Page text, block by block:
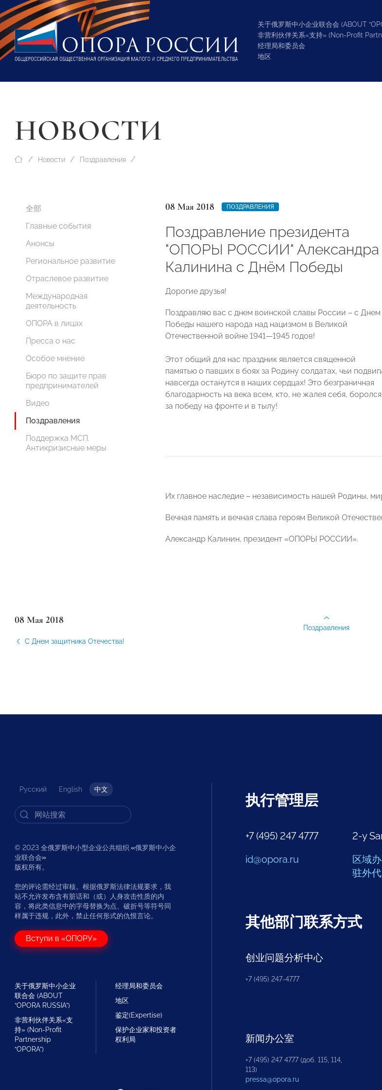
关于俄罗斯中小企业联合会 (ABOUT
非营利伙伴关系«支持» (Non-Profit
经理局和委员会
地区
НОВОСТИ
Новости Поздравления
全部
Главные события
Анонсы
Региональное развитие
Отраслевое развитие
Международная
деятельность
ОПОРА в лицах
Пресса о нас
Особое мнение
Бюро по защите прав
предпринимателей
Видео
Поздравления
Поддержка МСП.
Антикризисные меры
08 Мая 2018 ПОЗДРАВЛЕНИЯ
Поздравление президента
"ОПОРЫ РОССИИ" Александра
Калинина с Днём Победы
Дорогие друзья!
Поздравляю вас с днем воинской славы России – с Днем
Победы нашего народа над нацизмом в Великой
Отечественной войне 1941—1945 годов!
Этот общий для нас праздник является священной
памятью о павших в боях за Родину солдатах, чьи
навсегда останутся в наших сердцах! Это безграничная
благодарность на века всем, кто, не жалея себя, боролся
за победу на фронте и в тылу!
Их главное наследие – независимость нашей Родины,
Вечная память и вечная слава героям Великой
Александр Калинин, президент «ОПОРЫ РОССИИ».
08 Мая 2018
С Днем защитника Отечества!
Поздравления
Русский English 中文
© 2023 全俄罗斯中小型企业公共组织 «俄罗斯中小企
业联合会»
版权所有。
您的评论需经过审核。根据俄罗斯法律法规要求，我
站不允许发布含有脏话和（或）人身攻击性质的内
容，将此类信息中的字母替换为点、破折号等符号同
样属于违规，此外，禁止任何形式的仇恨言论。
Вступи в «ОПОРУ»
关于俄罗斯中小企业
联合会 (ABOUT
“OPORA RUSSIA”)
非营利伙伴关系«支
持» (Non-Profit
Partnership
“OPORA”)
经理局和委员会
地区
鉴定(Expertise)
保护企业家和投资者
权利局
执行管理层
+7 (495) 247 4777
id@opora.ru
2-y
区域
驻外
其他部门联系方式
创业问题分析中心
+7 (495) 247-4777
新闻办公室
+7 (495) 247 4777 (доб. 115, 114,
113)
pressa@opora.ru